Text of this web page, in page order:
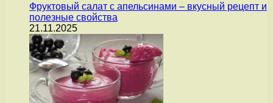
Фруктовый салат с апельсинами – вкусный рецепт и
полезные свойства
21.11.2025